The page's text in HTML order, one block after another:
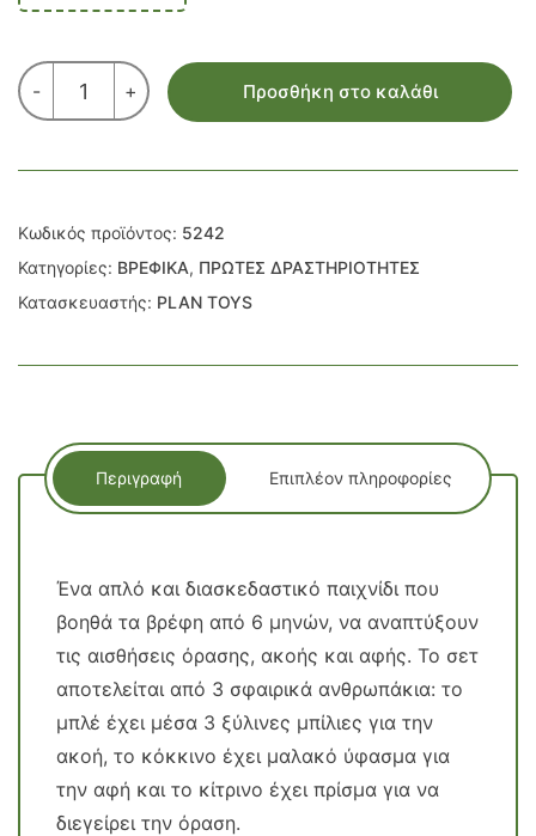
-
ΑΝΘΡΩΠΑΚΙΑ
ΠΑΙΧΝΙΔΙ
ΣΥΣΤΗΜΑΤΩΝ
+ Προσθήκη στο καλάθι
Κωδικός προϊόντος: 5242
Κατηγορίες: ΒΡΕΦΙΚΑ, ΠΡΩΤΕΣ ΔΡΑΣΤΗΡΙΟΤΗΤΕΣ
Κατασκευαστής: PLAN TOYS
Περιγραφή Επιπλέον πληροφορίες
Ένα απλό και διασκεδαστικό παιχνίδι που
βοηθά τα βρέφη από 6 μηνών, να αναπτύξουν
τις αισθήσεις όρασης, ακοής και αφής. Το σετ
αποτελείται από 3 σφαιρικά ανθρωπάκια: το
μπλέ έχει μέσα 3 ξύλινες μπίλιες για την
ακοή, το κόκκινο έχει μαλακό ύφασμα για
την αφή και το κίτρινο έχει πρίσμα για να
διεγείρει την όραση.